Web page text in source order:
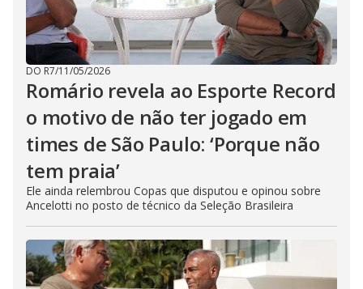
DO R7/11/05/2026
Romário revela ao Esporte Record
o motivo de não ter jogado em
times de São Paulo: ‘Porque não
tem praia’
Ele ainda relembrou Copas que disputou e opinou sobre
Ancelotti no posto de técnico da Seleção Brasileira